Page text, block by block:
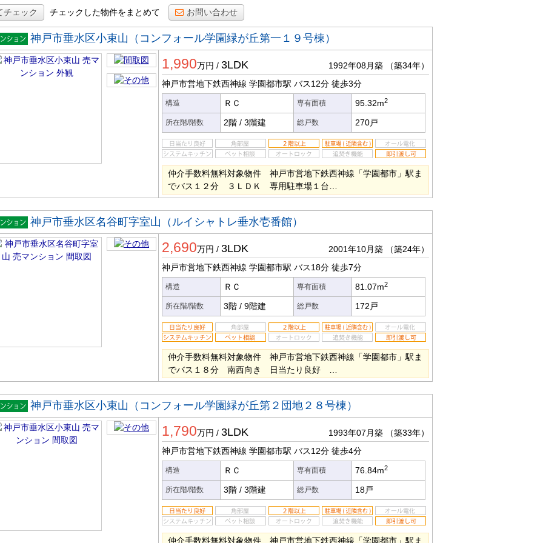
チェック チェックした物件をまとめて お問い合わせ
ンシ
神戸市垂水区小束山（コンフォール学園緑が丘第一１９号棟）
1,990万円 / 3LDK 1992年08月築
（築34年）
神戸市営地下鉄西神線 学園都市駅 バス12分 徒歩3分
構造 ＲＣ 専有面積 95.32m2
所在階/階数 2階 / 3階建 総戸数 270戸
仲介手数料無料対象物件 神戸市営地下鉄西神線「学園都市」駅ま
でバス１２分 ３ＬＤＫ 専用駐車場１台…
ンシ
神戸市垂水区名谷町字室山（ルイシャトレ垂水壱番館）
2,690万円 / 3LDK 2001年10月築
（築24年）
神戸市営地下鉄西神線 学園都市駅 バス18分 徒歩7分
構造 ＲＣ 専有面積 81.07m2
所在階/階数 3階 / 9階建 総戸数 172戸
仲介手数料無料対象物件 神戸市営地下鉄西神線「学園都市」駅ま
でバス１８分 南西向き 日当たり良好 …
ンシ
神戸市垂水区小束山（コンフォール学園緑が丘第２団地２８号棟）
1,790万円 / 3LDK 1993年07月築
（築33年）
神戸市営地下鉄西神線 学園都市駅 バス12分 徒歩4分
構造 ＲＣ 専有面積 76.84m2
所在階/階数 3階 / 3階建 総戸数 18戸
仲介手数料無料対象物件 神戸市営地下鉄西神線「学園都市」駅ま